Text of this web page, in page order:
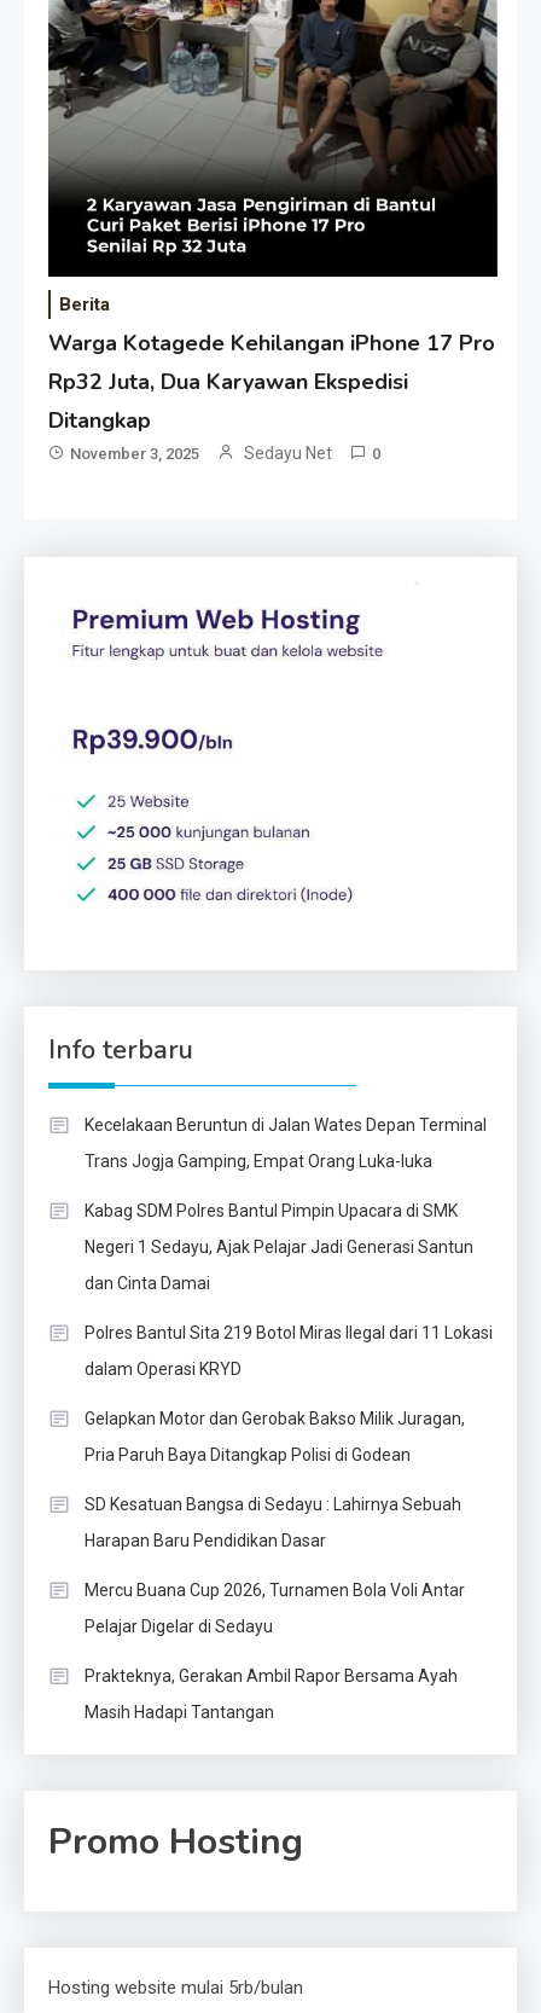
Berita
Warga Kotagede Kehilangan iPhone 17 Pro
Rp32 Juta, Dua Karyawan Ekspedisi
Ditangkap
November 3, 2025 Sedayu Net 0
Info terbaru
Kecelakaan Beruntun di Jalan Wates Depan Terminal
Trans Jogja Gamping, Empat Orang Luka-luka
Kabag SDM Polres Bantul Pimpin Upacara di SMK
Negeri 1 Sedayu, Ajak Pelajar Jadi Generasi Santun
dan Cinta Damai
Polres Bantul Sita 219 Botol Miras Ilegal dari 11 Lokasi
dalam Operasi KRYD
Gelapkan Motor dan Gerobak Bakso Milik Juragan,
Pria Paruh Baya Ditangkap Polisi di Godean
SD Kesatuan Bangsa di Sedayu : Lahirnya Sebuah
Harapan Baru Pendidikan Dasar
Mercu Buana Cup 2026, Turnamen Bola Voli Antar
Pelajar Digelar di Sedayu
Prakteknya, Gerakan Ambil Rapor Bersama Ayah
Masih Hadapi Tantangan
Promo Hosting
Hosting website mulai 5rb/bulan